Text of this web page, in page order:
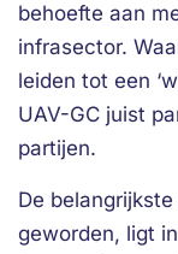
behoefte aan
infrasector.
leiden tot een
UAV-GC juist
partijen.
De
geworden, ligt